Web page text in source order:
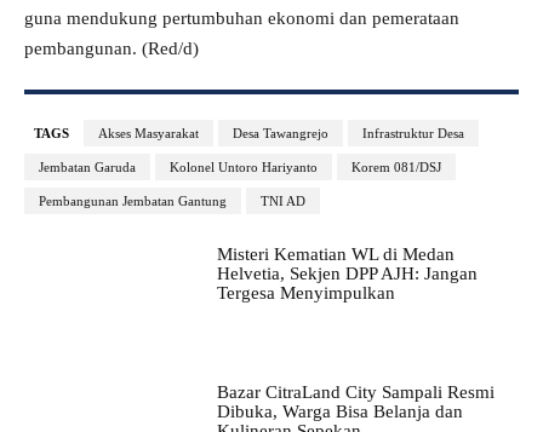
guna mendukung pertumbuhan ekonomi dan pemerataan
pembangunan. (Red/d)
TAGS Akses Masyarakat Desa Tawangrejo Infrastruktur Desa
Jembatan Garuda Kolonel Untoro Hariyanto Korem 081/DSJ
Pembangunan Jembatan Gantung TNI AD
Misteri Kematian WL di Medan
Helvetia, Sekjen DPP AJH: Jangan
Tergesa Menyimpulkan
Bazar CitraLand City Sampali Resmi
Dibuka, Warga Bisa Belanja dan